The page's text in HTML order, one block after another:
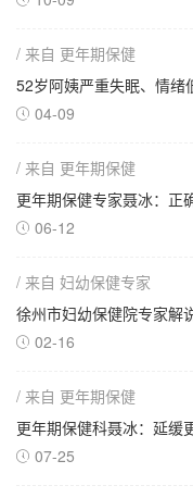
/ 来自 更年期保健
52岁阿姨严重失眠、情绪
 04-09
/ 来自 更年期保健
更年期保健专家聂冰：正
 06-12
/ 来自 妇幼保健专家
徐州市妇幼保健院专家解
 02-16
/ 来自 更年期保健
更年期保健科聂冰：延缓
 07-25